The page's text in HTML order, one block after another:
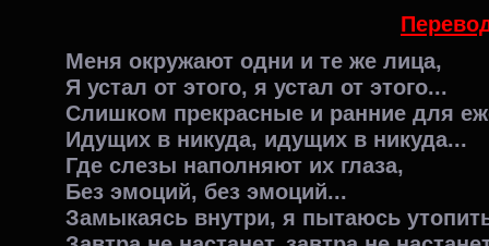
Меня окружают одни и те же лица,
Я устал от этого, я устал от этого...
Слишком прекрасные и ранние для
Идущих в никуда, идущих в никуда...
Где слезы наполняют их глаза,
Без эмоций, без эмоций...
Замыкаясь внутри, я пытаюсь